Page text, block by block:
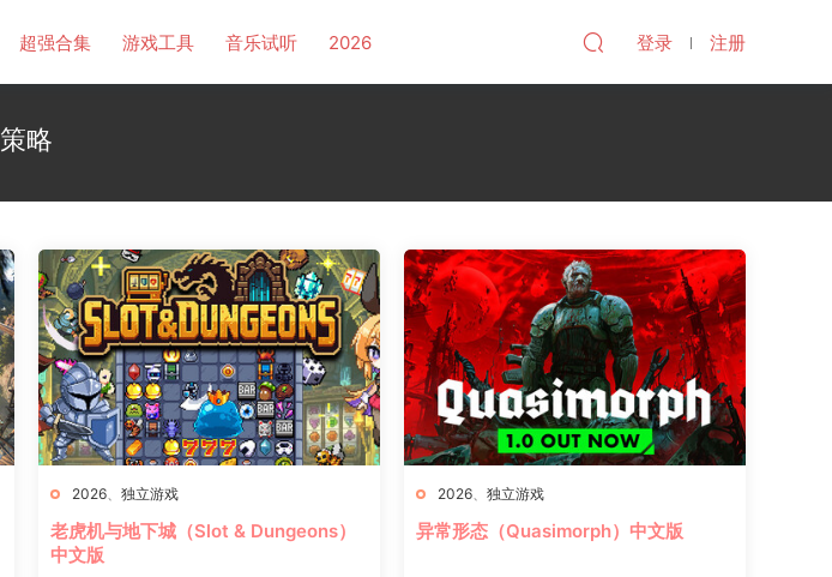
超强合集 游戏工具 音乐试听 2026 登录 注册
策略
2026、 独立游戏
老虎机与地下城（Slot & Dungeons）
中文版
2026、 独立游戏
异常形态（Quasimorph）中文版